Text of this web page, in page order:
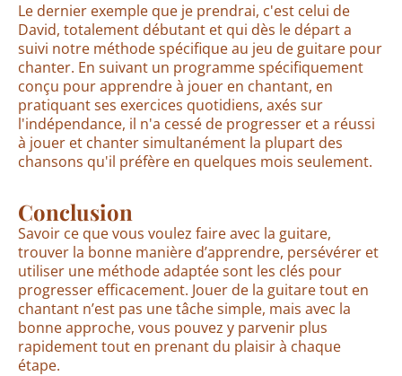
Le dernier exemple que je prendrai, c'est celui de
David, totalement débutant et qui dès le départ a
suivi notre méthode spécifique au jeu de guitare pour
chanter. En suivant un programme spécifiquement
conçu pour apprendre à jouer en chantant, en
pratiquant ses exercices quotidiens, axés sur
l'indépendance, il n'a cessé de progresser et a réussi
à jouer et chanter simultanément la plupart des
chansons qu'il préfère en quelques mois seulement.
Conclusion
Savoir ce que vous voulez faire avec la guitare,
trouver la bonne manière d’apprendre, persévérer et
utiliser une méthode adaptée sont les clés pour
progresser efficacement. Jouer de la guitare tout en
chantant n’est pas une tâche simple, mais avec la
bonne approche, vous pouvez y parvenir plus
rapidement tout en prenant du plaisir à chaque
étape.